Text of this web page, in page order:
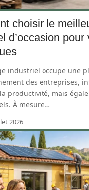
choisir le
d’occasion pour
industriel occupe une
des entreprises,
productivité, mais
À mesure…
2026